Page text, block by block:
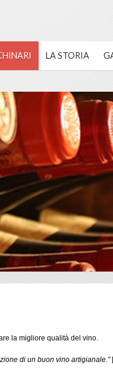
LA STORIA
la migliore qualità del vino.
di un buon vino artigianale."